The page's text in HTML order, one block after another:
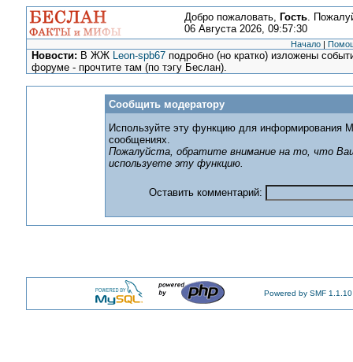
Добро пожаловать, Гость.
06 Августа 2026, 09:57:30
Начало |
Новости: В ЖЖ Leon-spb67 подробно (но кратко) изложены
форуме - прочтите там (по тэгу Беслан).
Сообщить модератору
Используйте эту функцию для информирования
сообщениях.
Пожалуйста, обратите внимание на то, что
используете эту функцию.
Оставить комментарий:
Powered by SMF 1.1.10